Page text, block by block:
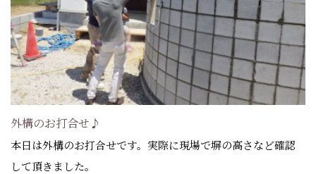
外構のお打合せ♪
本日は外構のお打合せです。実際に現場で塀の高さなど確認
して頂きました。